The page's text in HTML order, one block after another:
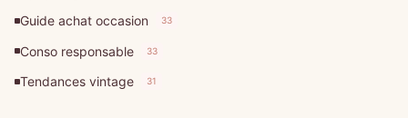
Guide achat occasion 33
Conso responsable 33
Tendances vintage 31